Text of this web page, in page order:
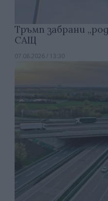
Тръмп забрани
САЩ
07.08.2026 / 13:30